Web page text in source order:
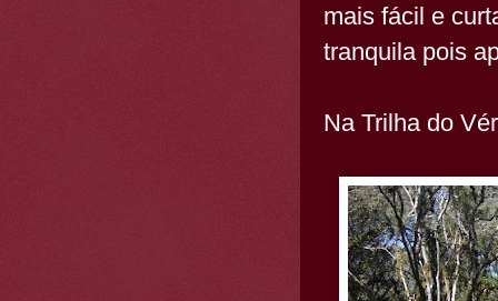
mais fácil e
tranquila pois
Na Trilha do